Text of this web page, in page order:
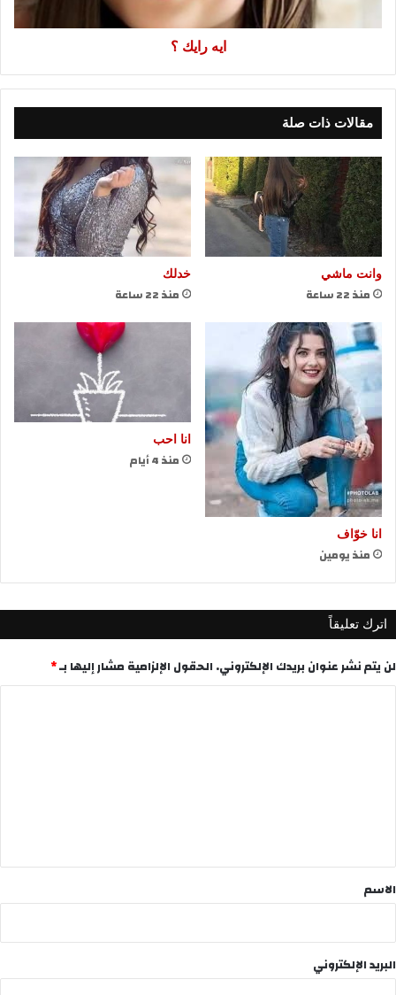
ايه رايك ؟
مقالات ذات صلة
وانت ماشي
منذ 22 ساعة
خدلك
منذ 22 ساعة
انا خوّاف
منذ يومين
انا احب
منذ 4 أيام
اترك تعليقاً
لن يتم نشر عنوان بريدك الإلكتروني. الحقول الإلزامية مشار إليها بـ*
*
الاسم
البريد الإلكتروني